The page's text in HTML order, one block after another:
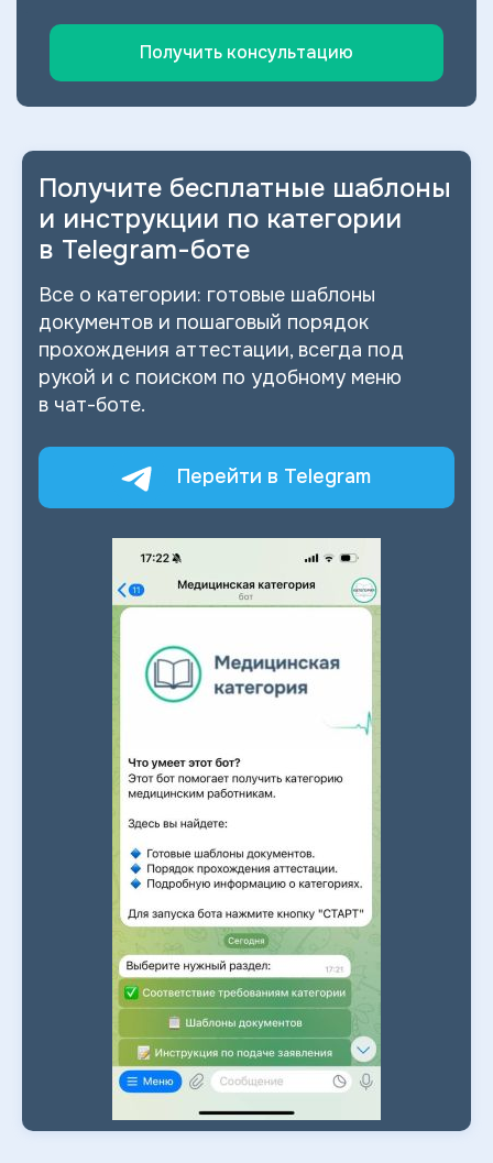
Получить консультацию
Получите бесплатные шаблоны
и инструкции по категории
в Telegram-боте
Все о категории: готовые шаблоны
документов и пошаговый порядок
прохождения аттестации, всегда под
рукой и с поиском по удобному меню
в чат-боте.
Перейти в Telegram